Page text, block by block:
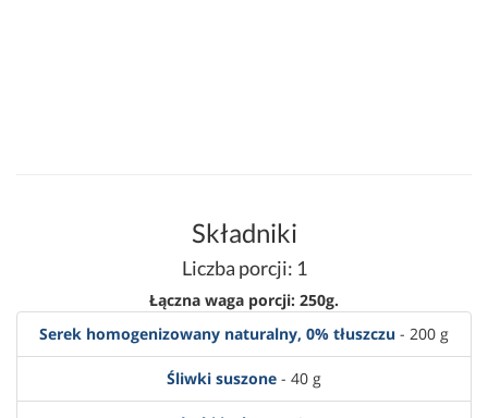
Składniki
Liczba porcji: 1
Łączna waga porcji: 250g.
Serek homogenizowany naturalny, 0% tłuszczu - 200 g
Śliwki suszone - 40 g